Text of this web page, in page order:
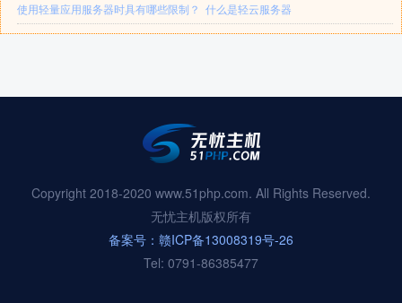
使用轻量应用服务器时具有哪些限制？ 什么是轻云服务器
Copyright 2018-2020 www.51php.com. All Rights Reserved.
无忧主机版权所有
备案号：赣ICP备13008319号-26
Tel: 0791-86385477